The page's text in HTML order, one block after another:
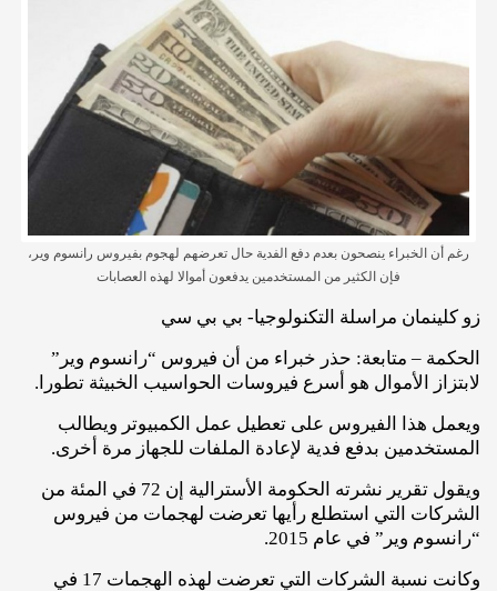
رغم أن الخبراء ينصحون بعدم دفع الفدية حال تعرضهم لهجوم بفيروس رانسوم وير،
فإن الكثير من المستخدمين يدفعون أموالا لهذه العصابات
زو كلينمان مراسلة التكنولوجيا- بي بي سي
الحكمة – متابعة: حذر خبراء من أن فيروس “رانسوم وير”
لابتزاز الأموال هو أسرع فيروسات الحواسيب الخبيثة تطورا.
ويعمل هذا الفيروس على تعطيل عمل الكمبيوتر ويطالب
المستخدمين بدفع فدية لإعادة الملفات للجهاز مرة أخرى.
ويقول تقرير نشرته الحكومة الأسترالية إن 72 في المئة من
الشركات التي استطلع رأيها تعرضت لهجمات من فيروس
“رانسوم وير” في عام 2015.
وكانت نسبة الشركات التي تعرضت لهذه الهجمات 17 في